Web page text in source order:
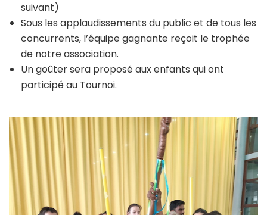
suivant)
Sous les applaudissements du public et de tous les
concurrents, l’équipe gagnante reçoit le trophée
de notre association.
Un goûter sera proposé aux enfants qui ont
participé au Tournoi.